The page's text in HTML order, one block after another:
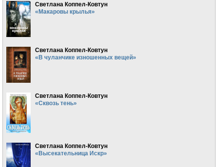
Светлана Коппел-Ковтун
«Макаровы крылья»
Светлана Коппел-Ковтун
«В чуланчике изношенных вещей»
Светлана Коппел-Ковтун
«Сквозь тень»
Светлана Коппел-Ковтун
«Высекательница Искр»